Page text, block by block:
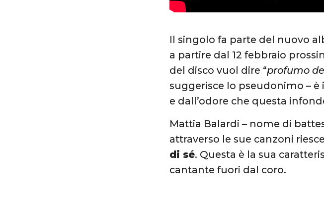
Il singolo fa parte del nuovo
a partire dal 12 febbraio
del disco vuol dire “profumo
suggerisce lo pseudonimo –
e dall’odore che questa
Mattia Balardi – nome di
attraverso le sue canzoni
di sé. Questa è la sua
cantante fuori dal coro.